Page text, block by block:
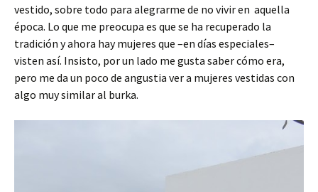
vestido, sobre todo para alegrarme de no vivir en aquella
época. Lo que me preocupa es que se ha recuperado la
tradición y ahora hay mujeres que –en días especiales–
visten así. Insisto, por un lado me gusta saber cómo era,
pero me da un poco de angustia ver a mujeres vestidas con
algo muy similar al burka.